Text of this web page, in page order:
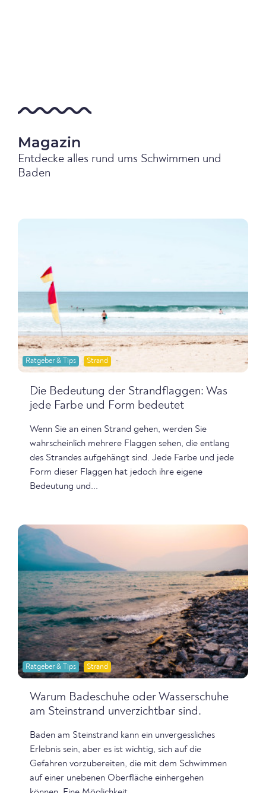
Magazin
Entdecke alles rund ums Schwimmen und
Baden
Ratgeber & Tips Strand
Die Bedeutung der Strandflaggen: Was
jede Farbe und Form bedeutet
Wenn Sie an einen Strand gehen, werden Sie
wahrscheinlich mehrere Flaggen sehen, die entlang
des Strandes aufgehängt sind. Jede Farbe und jede
Form dieser Flaggen hat jedoch ihre eigene
Bedeutung und...
Ratgeber & Tips Strand
Warum Badeschuhe oder Wasserschuhe
am Steinstrand unverzichtbar sind.
Baden am Steinstrand kann ein unvergessliches
Erlebnis sein, aber es ist wichtig, sich auf die
Gefahren vorzubereiten, die mit dem Schwimmen
auf einer unebenen Oberfläche einhergehen